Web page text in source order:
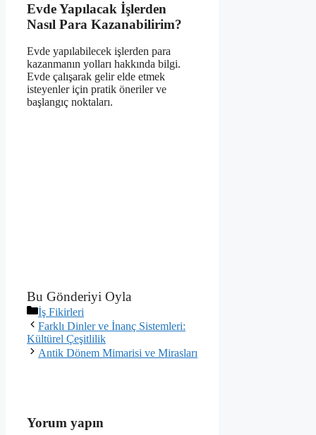
Evde Yapılacak İşlerden
Nasıl Para Kazanabilirim?
Evde yapılabilecek işlerden para
kazanmanın yolları hakkında bilgi.
Evde çalışarak gelir elde etmek
isteyenler için pratik öneriler ve
başlangıç noktaları.
Bu Gönderiyi Oyla
Kategoriler
İş Fikirleri
Farklı Dinler ve İnanç Sistemleri:
Kültürel Çeşitlilik
Antik Dönem Mimarisi ve Mirasları
Yorum yapın